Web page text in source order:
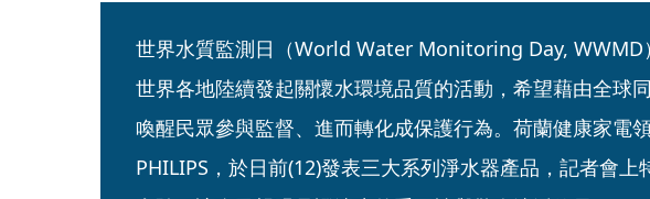
世界水質監測日（World Water Monitoring Day, WWMD
世界各地陸續發起關懷水環境品質的活動，希望藉由全球
喚醒民眾參與監督、進而轉化成保護行為。荷蘭健康家電
PHILIPS，於日前(12)發表三大系列淨水器產品，記者會上